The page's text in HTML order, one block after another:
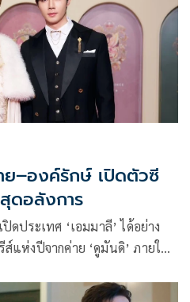
ย–องค์รักษ์ เปิดตัวซี
ดอลังการ
ดประเทศ ‘เอมมาลี’ ได้อย่าง
แห่งปีจากค่าย ‘ดูมันดิ’ ภายใต้
กำกับของ ‘อ๊อฟชั่น-กิตติพัฒน์